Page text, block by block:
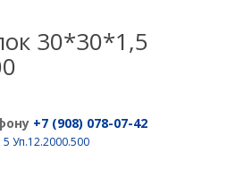
30*30*1,5
+7 (908) 078-07-42
5 Уп.12.2000.500